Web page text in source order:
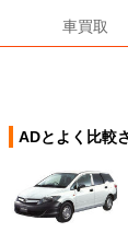
車買取
ADとよく比較